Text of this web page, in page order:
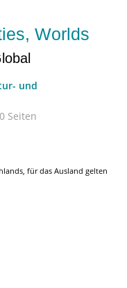
Worlds
und
Seiten
für das Ausland gelten